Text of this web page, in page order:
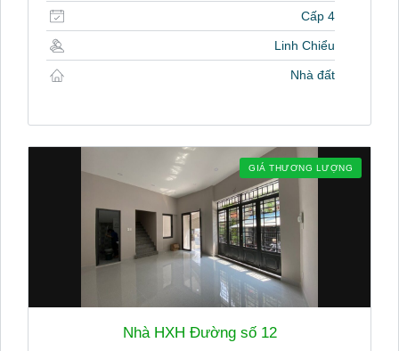
Cấp 4
Linh Chiểu
Nhà đất
GIÁ THƯƠNG LƯỢNG
Nhà HXH Đường số 12